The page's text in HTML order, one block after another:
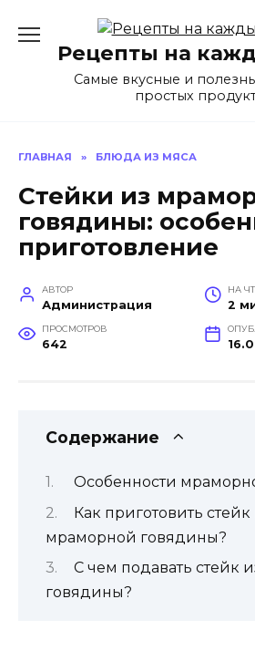
содержаниюРецепты на
Самые вкусные и
простых
ГЛАВНАЯ » БЛЮДА ИЗ МЯСА
Стейки из
говядины:
приготовление
АВТОР
Администрация
НА
2
ПРОСМОТРОВ
642
Содержание
Особенности
Как приготовить стейк
мраморной говядины?
С чем подавать стейк
говядины?